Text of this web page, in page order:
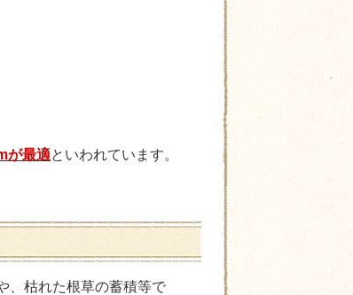
が最適といわれています。
、枯れた根草の蓄積等で